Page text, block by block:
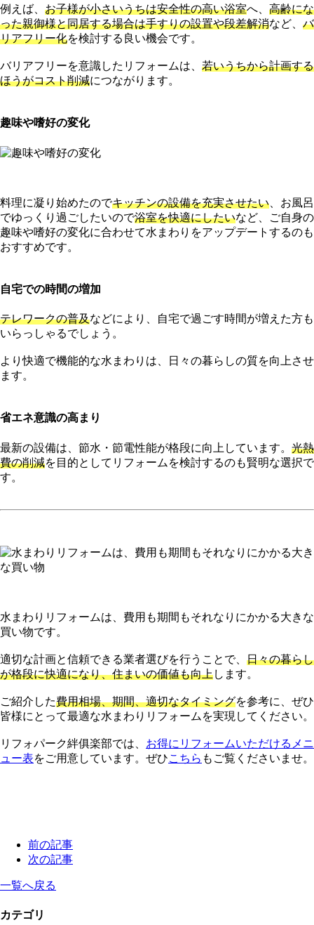
例えば、 お子様が小さいうちは安全性の高い浴室へ、 高齢にな
った親御様と同居する場合は手すりの設置や段差解消など、 バ
リアフリー化を検討する良い機会です。
バリアフリーを意識したリフォームは、 若いうちから計画する
ほうがコスト削減につながります。
趣味や嗜好の変化
料理に凝り始めたのでキッチンの設備を充実させたい 、お風呂
でゆっくり過ごしたいので浴室を快適にしたいなど、ご自身の
趣味や嗜好の変化に合わせて水まわりをアップデートするのも
おすすめです。
自宅での時間の増加
テレワークの普及などにより、自宅で過ごす時間が増えた方も
いらっしゃるでしょう。
より快適で機能的な水まわりは、日々の暮らしの質を向上させ
ます。
省エネ意識の高まり
最新の設備は、節水・節電性能が格段に向上しています。 光熱
費の削減を目的としてリフォームを検討するのも賢明な選択で
す。
水まわりリフォームは、費用も期間もそれなりにかかる大きな
買い物です。
適切な計画と信頼できる業者選びを行うことで、 日々の暮らし
が格段に快適になり、住まいの価値も向上します。
ご紹介した費用相場、期間、適切なタイミングを参考に、ぜひ
皆様にとって最適な水まわりリフォームを実現してください。
リフォパーク絆俱楽部では、 お得にリフォームいただけるメニ
ュー表をご用意しています。ぜひこちら もご覧くださいませ。
前の記事
次の記事
一覧へ戻る
カテゴリ